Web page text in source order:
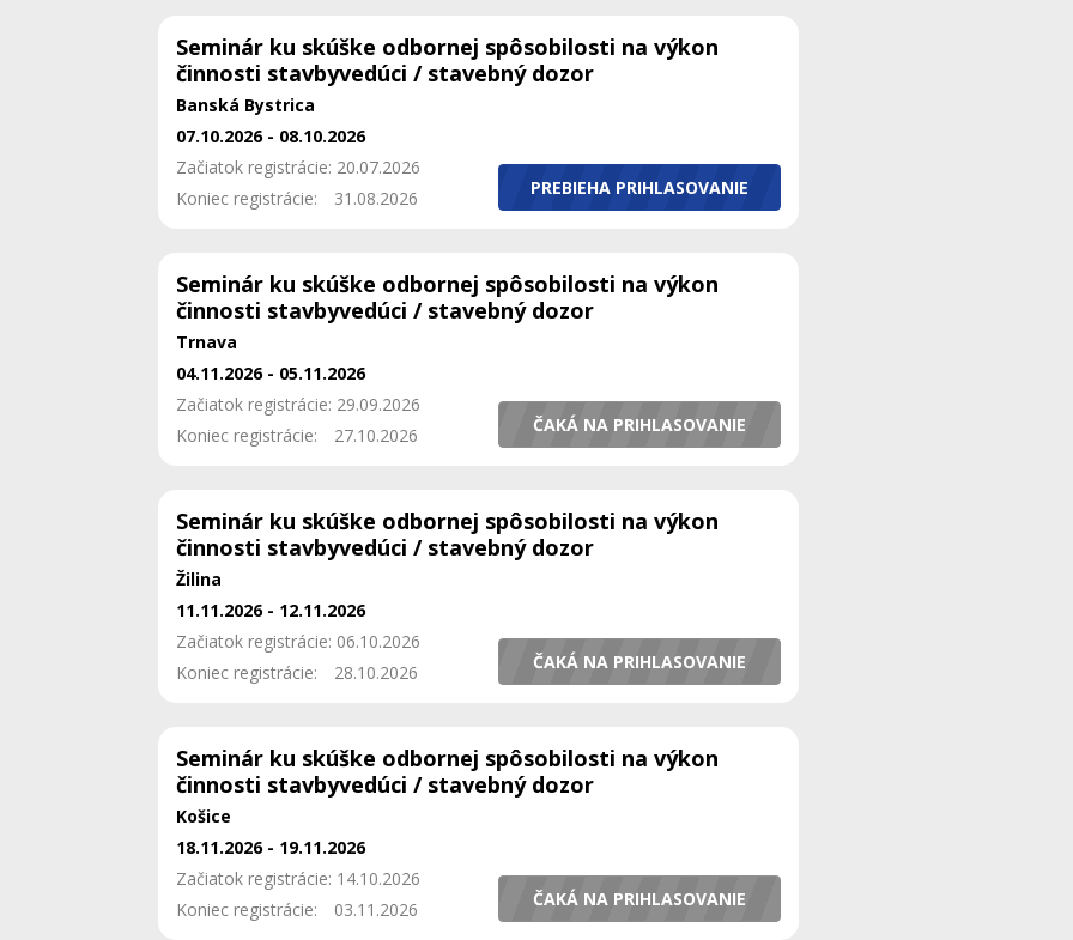
Seminár ku skúške odbornej spôsobilosti na výkon
činnosti stavbyvedúci / stavebný dozor
Banská Bystrica
07.10.2026 - 08.10.2026
Začiatok registrácie: 20.07.2026
Koniec registrácie:
31.08.2026 PREBIEHA PRIHLASOVANIE
Seminár ku skúške odbornej spôsobilosti na výkon
činnosti stavbyvedúci / stavebný dozor
Trnava
04.11.2026 - 05.11.2026
Začiatok registrácie: 29.09.2026
Koniec registrácie:
27.10.2026 ČAKÁ NA PRIHLASOVANIE
Seminár ku skúške odbornej spôsobilosti na výkon
činnosti stavbyvedúci / stavebný dozor
Žilina
11.11.2026 - 12.11.2026
Začiatok registrácie: 06.10.2026
Koniec registrácie:
28.10.2026 ČAKÁ NA PRIHLASOVANIE
Seminár ku skúške odbornej spôsobilosti na výkon
činnosti stavbyvedúci / stavebný dozor
Košice
18.11.2026 - 19.11.2026
Začiatok registrácie: 14.10.2026
Koniec registrácie:
03.11.2026 ČAKÁ NA PRIHLASOVANIE